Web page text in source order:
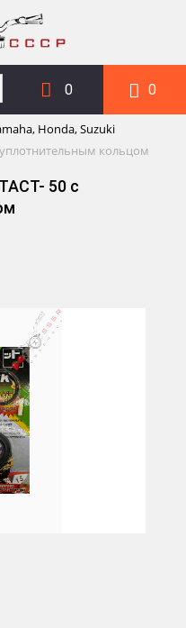
0 0
Honda, Suzuki
кольцом
50 с